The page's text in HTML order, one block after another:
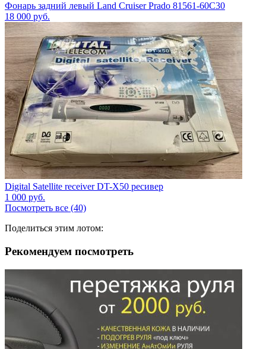
Фонарь задний левый Land Cruiser Prado 81561-60C30
18 000 руб.
Digital Satellite receiver DT-X50 ресивер
1 000 руб.
Посмотреть все (40)
Поделиться этим лотом:
Рекомендуем посмотреть